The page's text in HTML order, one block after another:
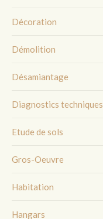
Décoration
Démolition
Désamiantage
Diagnostics techniques
Etude de sols
Gros-Oeuvre
Habitation
Hangars